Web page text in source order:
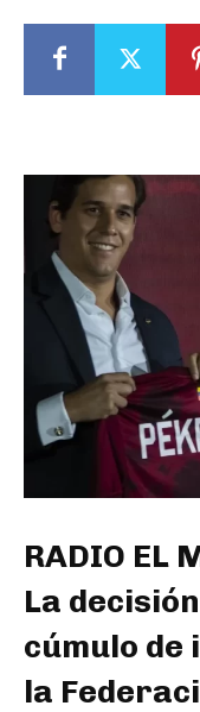
RADIO EL
La
cúmulo de
la